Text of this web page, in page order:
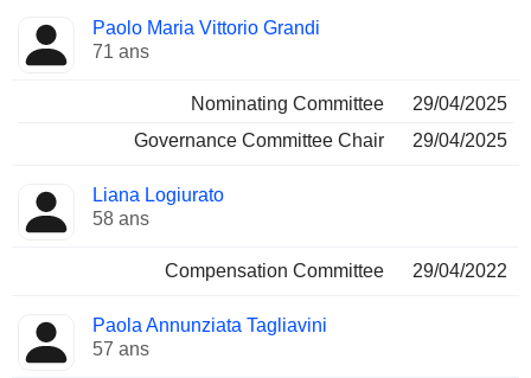
Paolo Maria Vittorio Grandi
71 ans
Nominating Committee
29/04/2025
Governance Committee Chair
29/04/2025
Liana Logiurato
58 ans
Compensation Committee 29/04/2022
Paola Annunziata Tagliavini
57 ans